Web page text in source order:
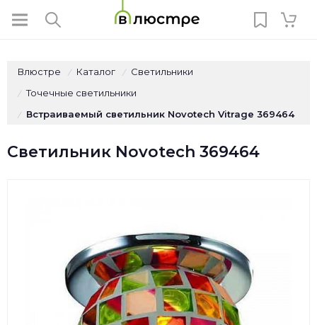
Влюстре / Каталог / Светильники
/ Точечные светильники
/ Встраиваемый светильник Novotech Vitrage 369464
Светильник Novotech 369464